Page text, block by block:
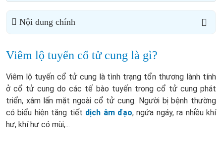
Nội dung chính
Viêm lộ tuyến cổ tử cung là gì?
Viêm lộ tuyến cổ tử cung là tình trạng tổn thương lành tính
ở cổ tử cung do các tế bào tuyến trong cổ tử cung phát
triển, xâm lấn mặt ngoài cổ tử cung. Người bị bệnh thường
có biểu hiện tăng tiết dịch âm đạo, ngứa ngáy, ra nhiều khí
hư, khí hư có mùi,...